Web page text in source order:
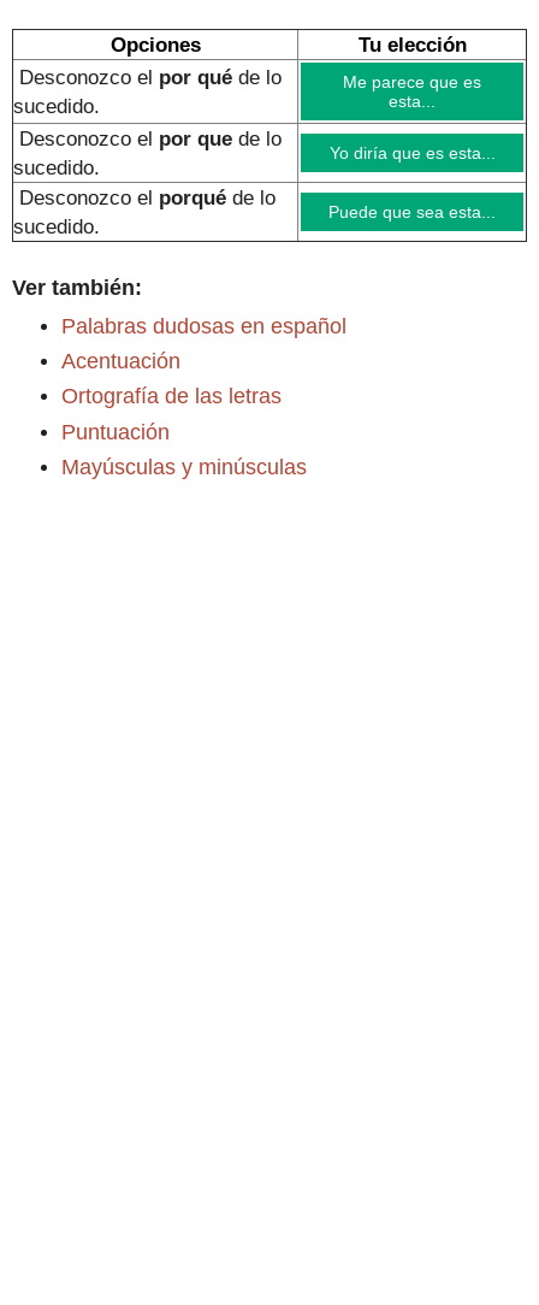
Opciones
Tu elección
Desconozco el por qué de lo
sucedido.
Me parece que es
esta...
Desconozco el por que de lo
sucedido.
Yo diría que es esta...
Desconozco el porqué de lo
sucedido.
Puede que sea esta...
Ver también:
Palabras dudosas en español
Acentuación
Ortografía de las letras
Puntuación
Mayúsculas y minúsculas